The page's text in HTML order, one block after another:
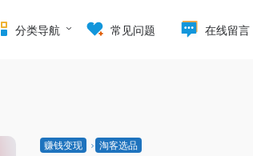
分类导航 常见问题 在线留言
赚钱变现 淘客选品